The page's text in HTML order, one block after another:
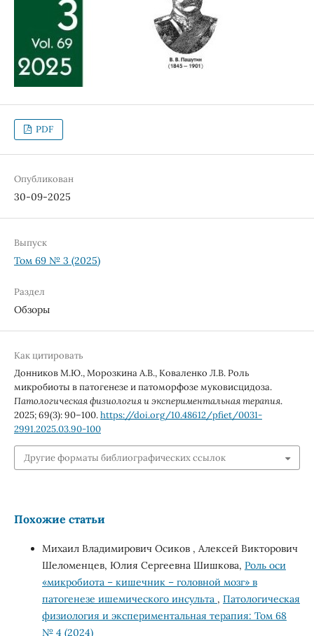
PDF
Опубликован
30-09-2025
Выпуск
Том 69 № 3 (2025)
Раздел
Обзоры
Как цитировать
Донников М.Ю., Морозкина А.В., Коваленко Л.В. Роль
микробиоты в патогенезе и патоморфозе муковисцидоза.
Патологическая физиология и экспериментальная терапия.
2025; 69(3): 90–100.https://doi.org/10.48612/pfiet/0031-
2991.2025.03.90-100
Другие форматы библиографических ссылок
Похожие статьи
Михаил Владимирович Осиков , Алексей Викторович
Шеломенцев, Юлия Сергеевна Шишкова, Роль оси
«микробиота – кишечник – головной мозг» в
патогенезе ишемического инсульта , Патологическая
физиология и экспериментальная терапия: Том 68
№ 4 (2024)